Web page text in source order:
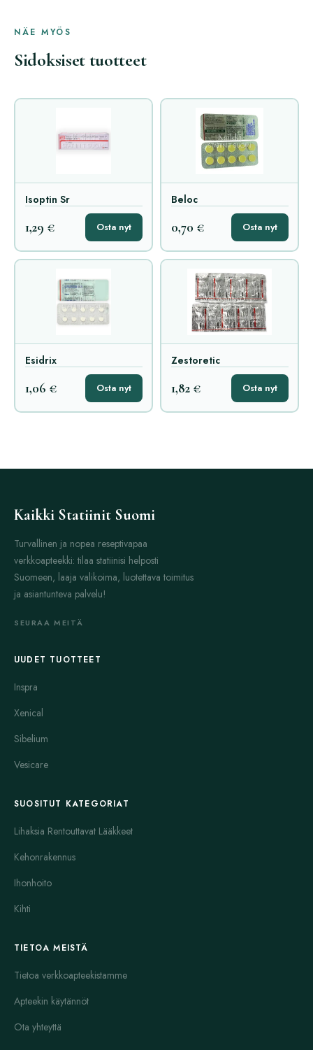
NÄE MYÖS
Sidoksiset tuotteet
Isoptin Sr
1,29 € Osta nyt
Beloc
0,70 € Osta nyt
Esidrix
1,06 € Osta nyt
Zestoretic
1,82 € Osta nyt
Kaikki Statiinit Suomi
Turvallinen ja nopea reseptivapaa
verkkoapteekki: tilaa statiinisi helposti
Suomeen, laaja valikoima, luotettava toimitus
ja asiantunteva palvelu!
SEURAA MEITÄ
UUDET TUOTTEET
Inspra
Xenical
Sibelium
Vesicare
SUOSITUT KATEGORIAT
Lihaksia Rentouttavat Lääkkeet
Kehonrakennus
Ihonhoito
Kihti
TIETOA MEISTÄ
Tietoa verkkoapteekistamme
Apteekin käytännöt
Ota yhteyttä